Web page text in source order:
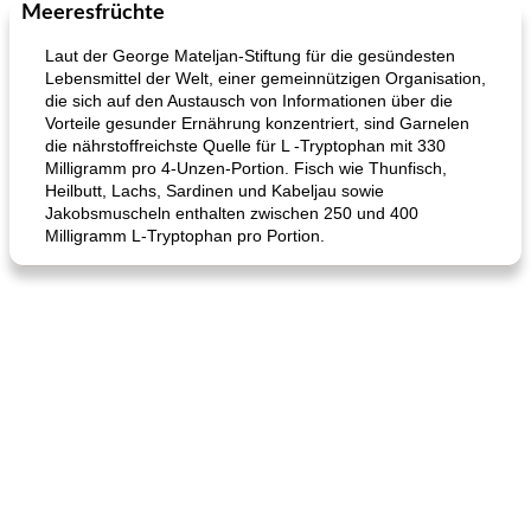
Mittagessen / Snacks
Hühnchen, Süßkartoffelsuppe
Meeresfrüchte
Laut der George Mateljan-Stiftung für die gesündesten
Lebensmittel der Welt, einer gemeinnützigen Organisation,
die sich auf den Austausch von Informationen über die
Vorteile gesunder Ernährung konzentriert, sind Garnelen
die nährstoffreichste Quelle für L -Tryptophan mit 330
Milligramm pro 4-Unzen-Portion. Fisch wie Thunfisch,
Heilbutt, Lachs, Sardinen und Kabeljau sowie
Jakobsmuscheln enthalten zwischen 250 und 400
Milligramm L-Tryptophan pro Portion.